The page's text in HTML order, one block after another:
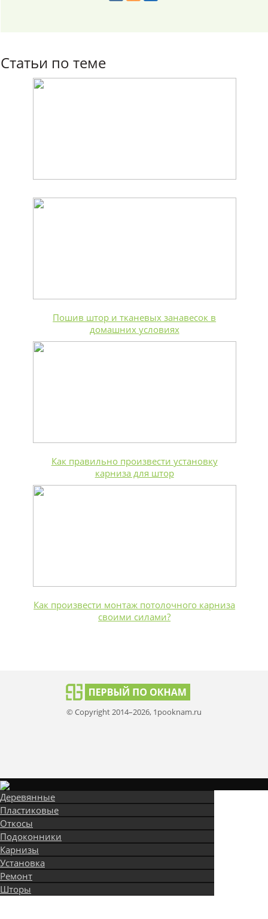
Статьи по теме
Пошив штор и тканевых занавесок в
домашних условиях
Как правильно произвести установку
карниза для штор
Как произвести монтаж потолочного карниза
своими силами?
© Copyright 2014–2026, 1pooknam.ru
Деревянные
Пластиковые
Откосы
Подоконники
Карнизы
Установка
Ремонт
Шторы